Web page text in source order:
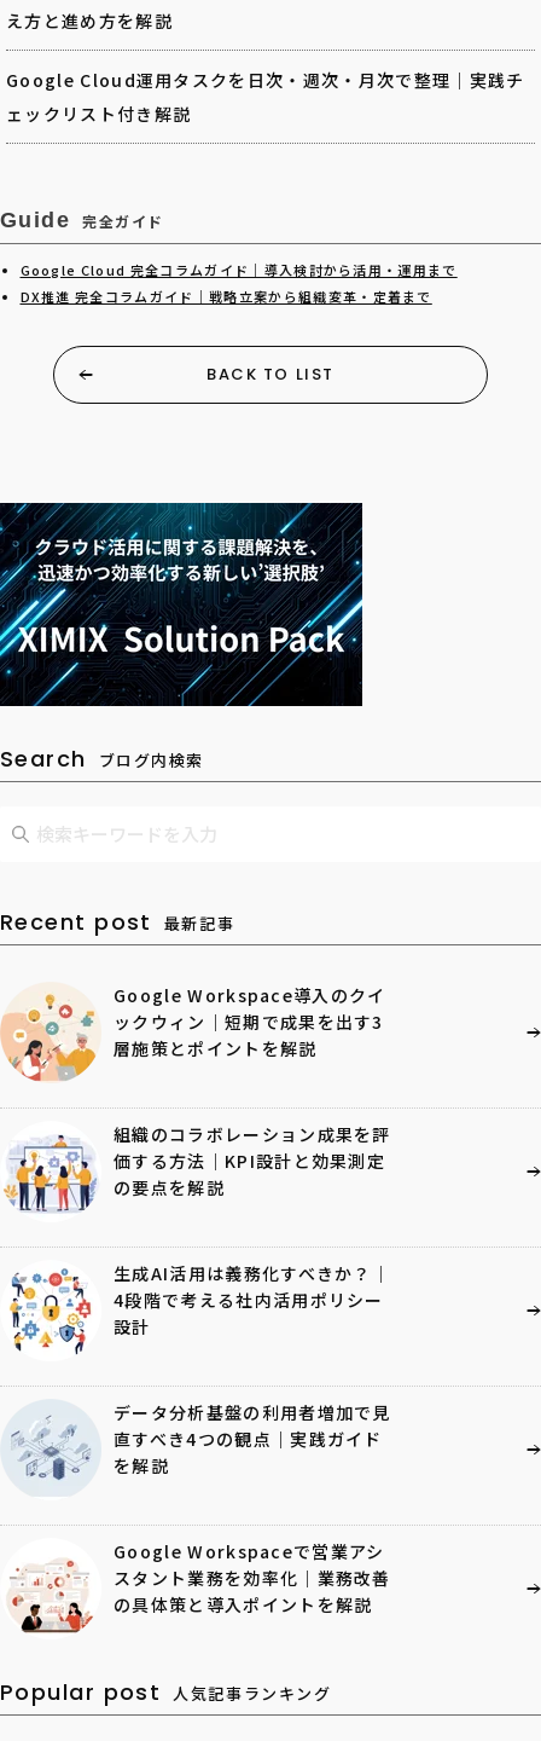
え方と進め方を解説
Google Cloud運用タスクを日次・週次・月次で整理｜実践チ
ェックリスト付き解説
Guide 完全ガイド
Google Cloud 完全コラムガイド｜導入検討から活用・運用まで
DX推進 完全コラムガイド｜戦略立案から組織変革・定着まで
BACK TO LIST
Search ブログ内検索
Recent post 最新記事
Google Workspace導入のクイ
ックウィン｜短期で成果を出す3
層施策とポイントを解説
組織のコラボレーション成果を評
価する方法｜KPI設計と効果測定
の要点を解説
生成AI活用は義務化すべきか？｜
4段階で考える社内活用ポリシー
設計
データ分析基盤の利用者増加で見
直すべき4つの観点｜実践ガイド
を解説
Google Workspaceで営業アシ
スタント業務を効率化｜業務改善
の具体策と導入ポイントを解説
Popular post 人気記事ランキング